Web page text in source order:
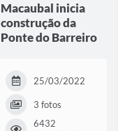
Macaubal inicia
construção da
Ponte do Barreiro
25/03/2022
3 fotos
6432